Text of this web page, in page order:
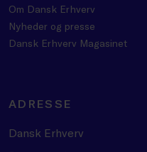
Om Dansk Erhverv
Nyheder og presse
Dansk Erhverv Magasinet
ADRESSE
Dansk Erhverv